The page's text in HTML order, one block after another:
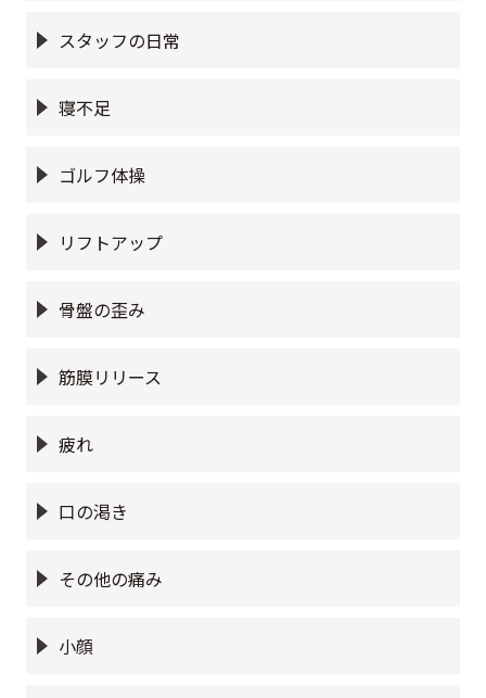
スタッフの日常
寝不足
ゴルフ体操
リフトアップ
骨盤の歪み
筋膜リリース
疲れ
口の渇き
その他の痛み
小顔